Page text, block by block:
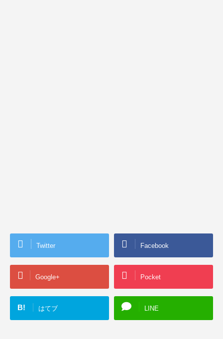
Twitter Facebook
Google+ Pocket
B! はてブ LINE